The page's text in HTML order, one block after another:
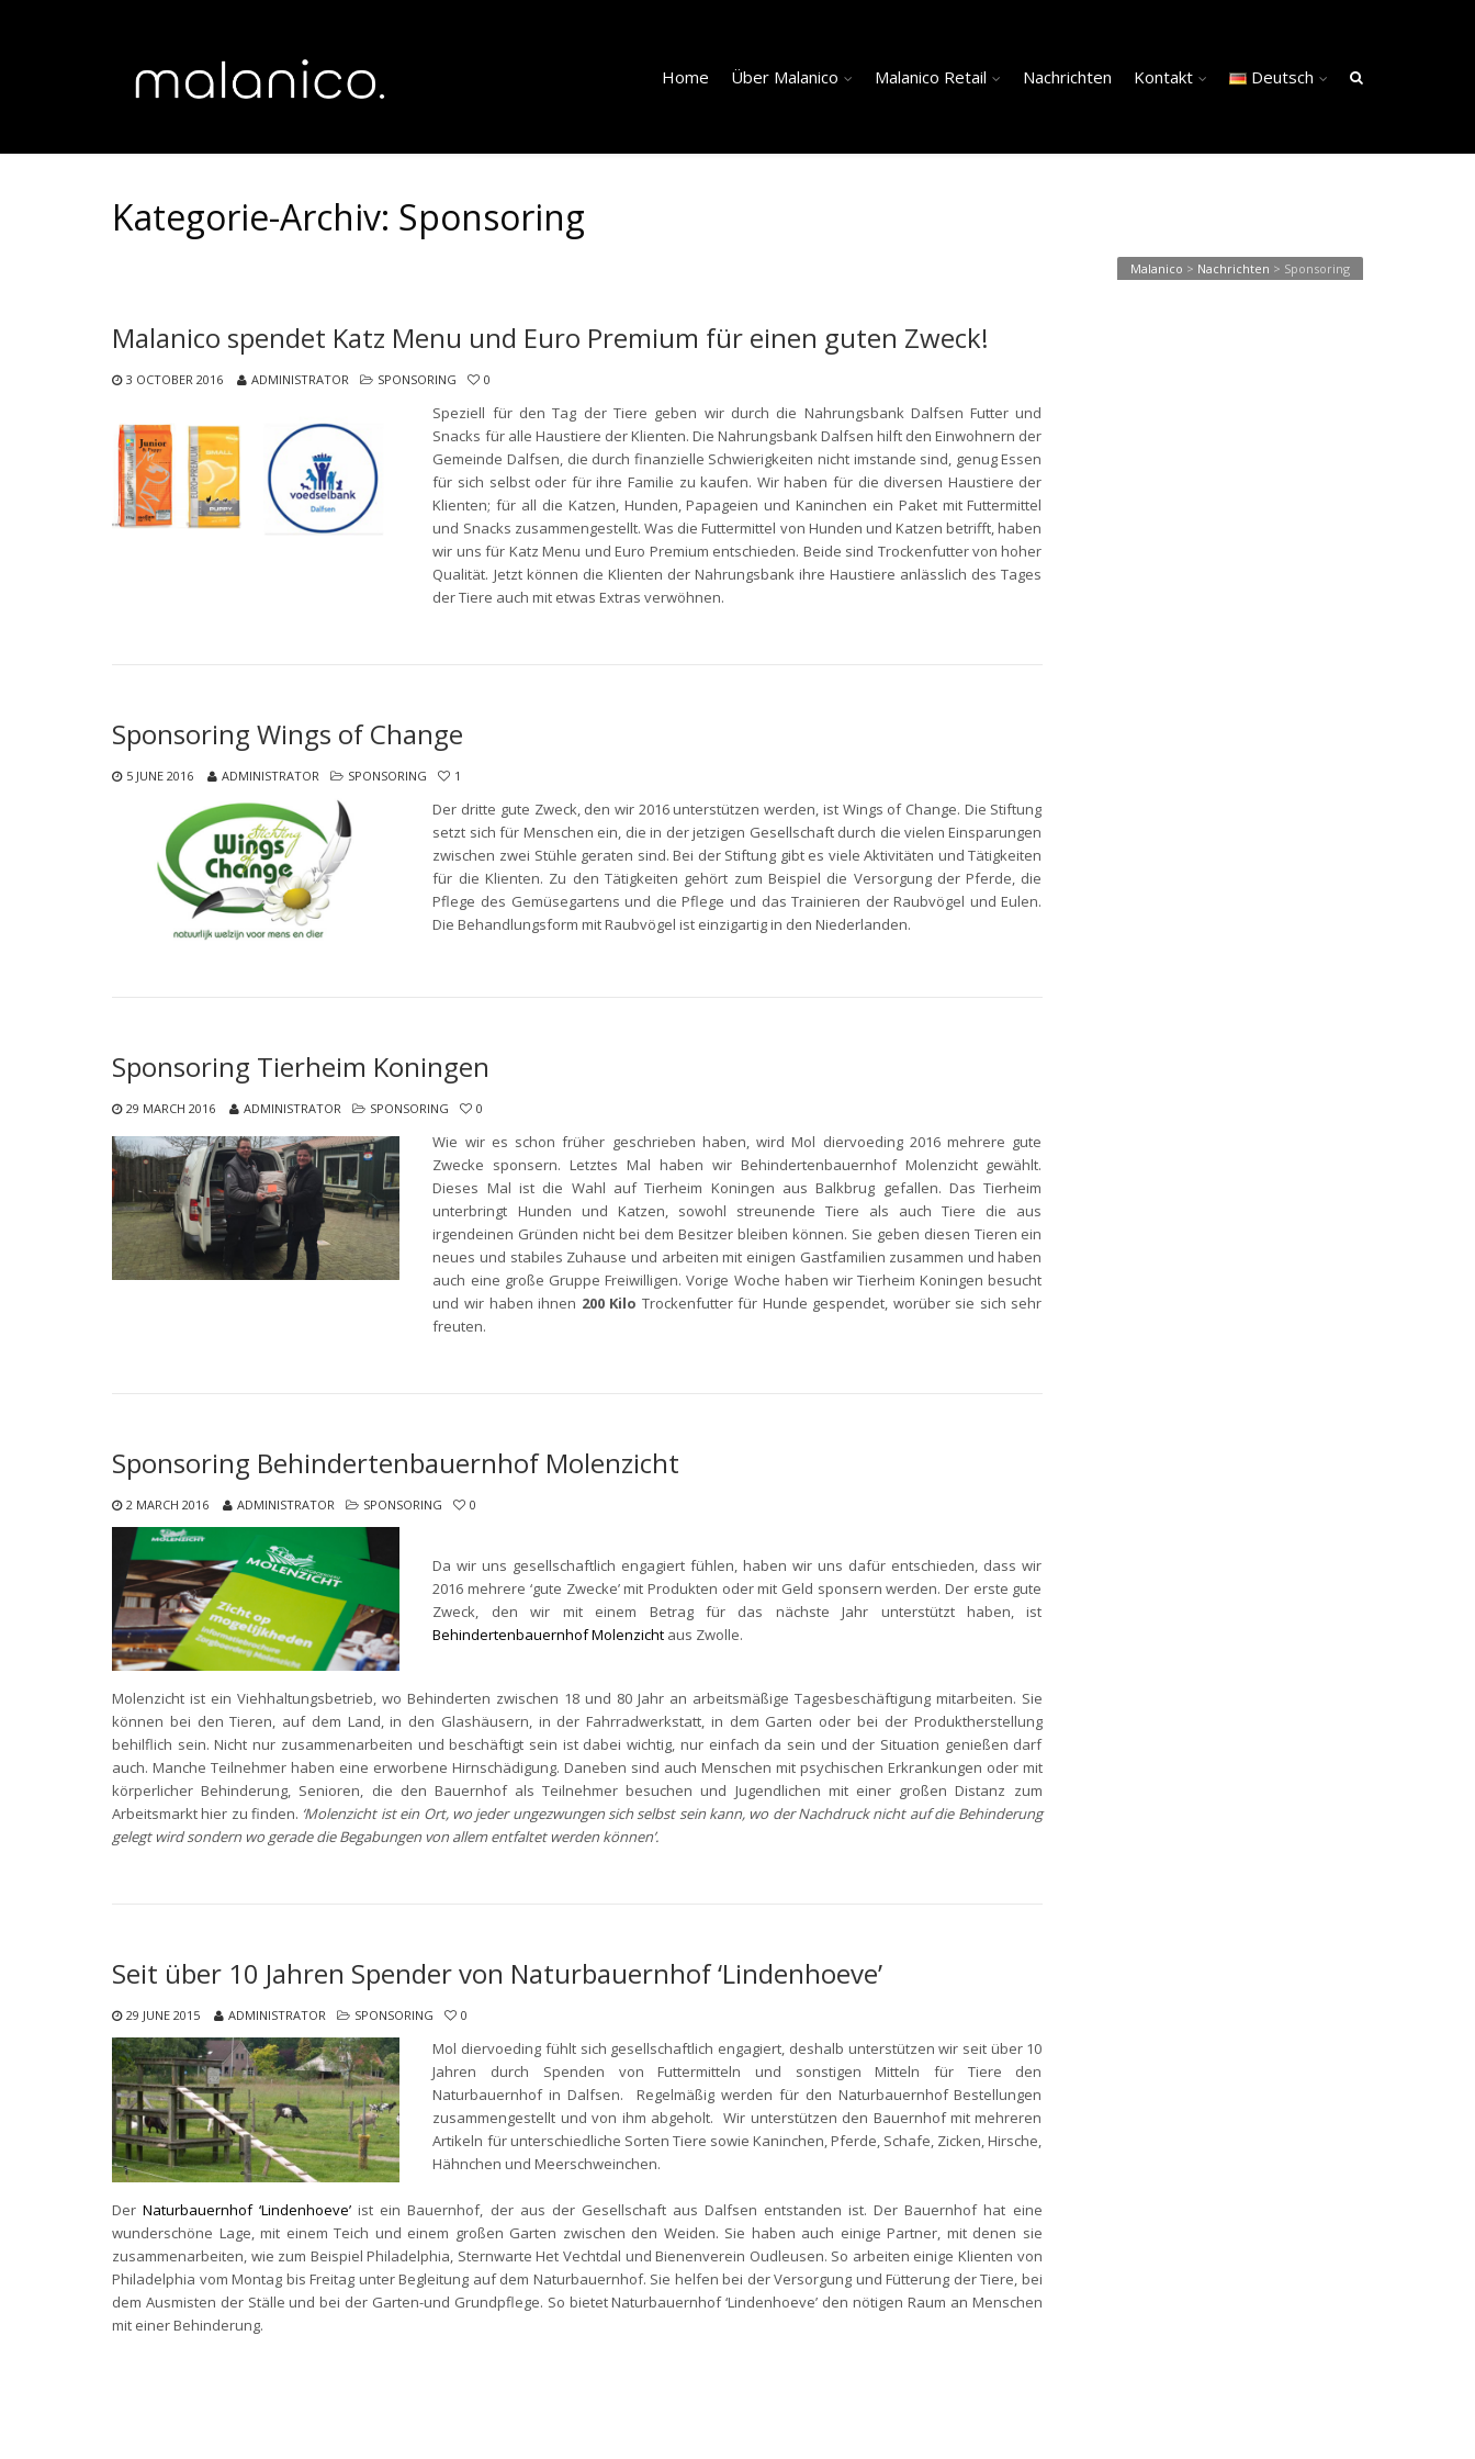
Home Über Malanico Malanico Retail Nachrichten Kontakt Deutsch
Kategorie-Archiv: Sponsoring
Malanico > Nachrichten > Sponsoring
Malanico spendet Katz Menu und Euro Premium für einen guten Zweck!
3 OCTOBER 2016 ADMINISTRATOR SPONSORING 0
Speziell für den Tag der Tiere geben wir durch die Nahrungsbank Dalfsen Futter und
Snacks für alle Haustiere der Klienten. Die Nahrungsbank Dalfsen hilft den Einwohnern der
Gemeinde Dalfsen, die durch finanzielle Schwierigkeiten nicht imstande sind, genug Essen
für sich selbst oder für ihre Familie zu kaufen. Wir haben für die diversen Haustiere der
Klienten; für all die Katzen, Hunden, Papageien und Kaninchen ein Paket mit Futtermittel
und Snacks zusammengestellt. Was die Futtermittel von Hunden und Katzen betrifft, haben
wir uns für Katz Menu und Euro Premium entschieden. Beide sind Trockenfutter von hoher
Qualität. Jetzt können die Klienten der Nahrungsbank ihre Haustiere anlässlich des Tages
der Tiere auch mit etwas Extras verwöhnen.
Sponsoring Wings of Change
5 JUNE 2016 ADMINISTRATOR SPONSORING 1
Der dritte gute Zweck, den wir 2016 unterstützen werden, ist Wings of Change. Die Stiftung
setzt sich für Menschen ein, die in der jetzigen Gesellschaft durch die vielen Einsparungen
zwischen zwei Stühle geraten sind. Bei der Stiftung gibt es viele Aktivitäten und Tätigkeiten
für die Klienten. Zu den Tätigkeiten gehört zum Beispiel die Versorgung der Pferde, die
Pflege des Gemüsegartens und die Pflege und das Trainieren der Raubvögel und Eulen.
Die Behandlungsform mit Raubvögel ist einzigartig in den Niederlanden.
Sponsoring Tierheim Koningen
29 MARCH 2016 ADMINISTRATOR SPONSORING 0
Wie wir es schon früher geschrieben haben, wird Mol diervoeding 2016 mehrere gute
Zwecke sponsern. Letztes Mal haben wir Behindertenbauernhof Molenzicht gewählt.
Dieses Mal ist die Wahl auf Tierheim Koningen aus Balkbrug gefallen. Das Tierheim
unterbringt Hunden und Katzen, sowohl streunende Tiere als auch Tiere die aus
irgendeinen Gründen nicht bei dem Besitzer bleiben können. Sie geben diesen Tieren ein
neues und stabiles Zuhause und arbeiten mit einigen Gastfamilien zusammen und haben
auch eine große Gruppe Freiwilligen. Vorige Woche haben wir Tierheim Koningen besucht
und wir haben ihnen 200 Kilo Trockenfutter für Hunde gespendet, worüber sie sich sehr
freuten.
Sponsoring Behindertenbauernhof Molenzicht
2 MARCH 2016 ADMINISTRATOR SPONSORING 0
Da wir uns gesellschaftlich engagiert fühlen, haben wir uns dafür entschieden, dass wir
2016 mehrere ‘gute Zwecke’ mit Produkten oder mit Geld sponsern werden. Der erste gute
Zweck, den wir mit einem Betrag für das nächste Jahr unterstützt haben, ist
Behindertenbauernhof Molenzicht aus Zwolle.
Molenzicht ist ein Viehhaltungsbetrieb, wo Behinderten zwischen 18 und 80 Jahr an arbeitsmäßige Tagesbeschäftigung mitarbeiten. Sie
können bei den Tieren, auf dem Land, in den Glashäusern, in der Fahrradwerkstatt, in dem Garten oder bei der Produktherstellung
behilflich sein. Nicht nur zusammenarbeiten und beschäftigt sein ist dabei wichtig, nur einfach da sein und der Situation genießen darf
auch. Manche Teilnehmer haben eine erworbene Hirnschädigung. Daneben sind auch Menschen mit psychischen Erkrankungen oder mit
körperlicher Behinderung, Senioren, die den Bauernhof als Teilnehmer besuchen und Jugendlichen mit einer großen Distanz zum
Arbeitsmarkt hier zu finden. ‘Molenzicht ist ein Ort, wo jeder ungezwungen sich selbst sein kann, wo der Nachdruck nicht auf die Behinderung
gelegt wird sondern wo gerade die Begabungen von allem entfaltet werden können’.
Seit über 10 Jahren Spender von Naturbauernhof ‘Lindenhoeve’
29 JUNE 2015 ADMINISTRATOR SPONSORING 0
Mol diervoeding fühlt sich gesellschaftlich engagiert, deshalb unterstützen wir seit über 10
Jahren durch Spenden von Futtermitteln und sonstigen Mitteln für Tiere den
Naturbauernhof in Dalfsen. Regelmäßig werden für den Naturbauernhof Bestellungen
zusammengestellt und von ihm abgeholt. Wir unterstützen den Bauernhof mit mehreren
Artikeln für unterschiedliche Sorten Tiere sowie Kaninchen, Pferde, Schafe, Zicken, Hirsche,
Hähnchen und Meerschweinchen.
DerNaturbauernhof ‘Lindenhoeve’ ist ein Bauernhof, der aus der Gesellschaft aus Dalfsen entstanden ist. Der Bauernhof hat eine
wunderschöne Lage, mit einem Teich und einem großen Garten zwischen den Weiden. Sie haben auch einige Partner, mit denen sie
zusammenarbeiten, wie zum Beispiel Philadelphia, Sternwarte Het Vechtdal und Bienenverein Oudleusen. So arbeiten einige Klienten von
Philadelphia vom Montag bis Freitag unter Begleitung auf dem Naturbauernhof. Sie helfen bei der Versorgung und Fütterung der Tiere, bei
dem Ausmisten der Ställe und bei der Garten-und Grundpflege. So bietet Naturbauernhof ‘Lindenhoeve’ den nötigen Raum an Menschen
mit einer Behinderung.